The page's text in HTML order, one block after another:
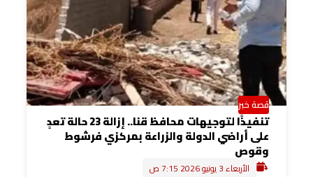
قصة خبر
تنفيذًا لتوجيهات محافظ قنا.. إزالة 23 حالة تعدٍ
على أراضي الدولة والزراعة بمركزي فرشوط
وقوص
الأربعاء 3 يونيو 2026 7:15 ص